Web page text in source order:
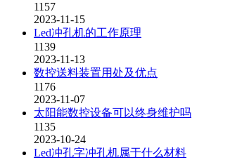
1157
2023-11-15
Led冲孔机的工作原理
1139
2023-11-13
数控送料装置用处及优点
1176
2023-11-07
太阳能数控设备可以终身维护吗
1135
2023-10-24
Led冲孔字冲孔机属于什么材料